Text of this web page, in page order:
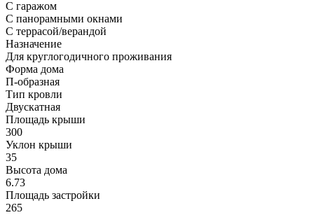
С гаражом
С панорамными окнами
С террасой/верандой
Назначение
Для круглогодичного проживания
Форма дома
П-образная
Тип кровли
Двускатная
Площадь крыши
300
Уклон крыши
35
Высота дома
6.73
Площадь застройки
265